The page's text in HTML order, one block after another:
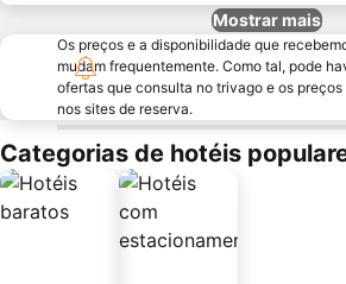
Mostrar mais
Os preços e a disponibilidade que
mudam frequentemente. Como tal, pode
ofertas que consulta no trivago e os
nos sites de reserva.
Categorias de hotéis